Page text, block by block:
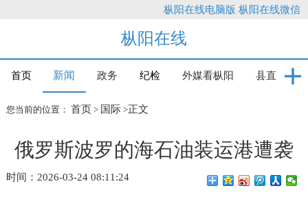
枞阳在线电脑版 枞阳在线微信
枞阳在线
首页 新闻 政务 纪检 外媒看枞阳 县直
您当前的位置： 首页 > 国际>正文
俄罗斯波罗的海石油装运港遭袭
时间：2026-03-24 08:11:24